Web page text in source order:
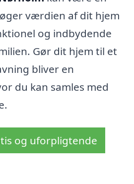
værdien af dit hjem
og indbydende
Gør dit hjem til et
bliver en
du kan samles med
og uforpligtende